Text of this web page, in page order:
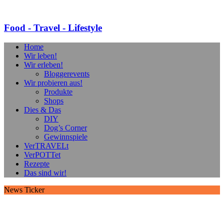
Food - Travel - Lifestyle
Home
Wir leben!
Wir erleben!
Bloggerevents
Wir probieren aus!
Produkte
Shops
Dies & Das
DIY
Dog’s Corner
Gewinnspiele
VerTRAVELt
VerPOTTet
Rezepte
Das sind wir!
News Ticker